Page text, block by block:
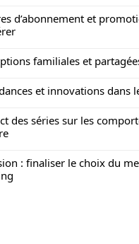
d’abonnement et
familiales et
et innovations dans
des séries sur les
: finaliser le choix du